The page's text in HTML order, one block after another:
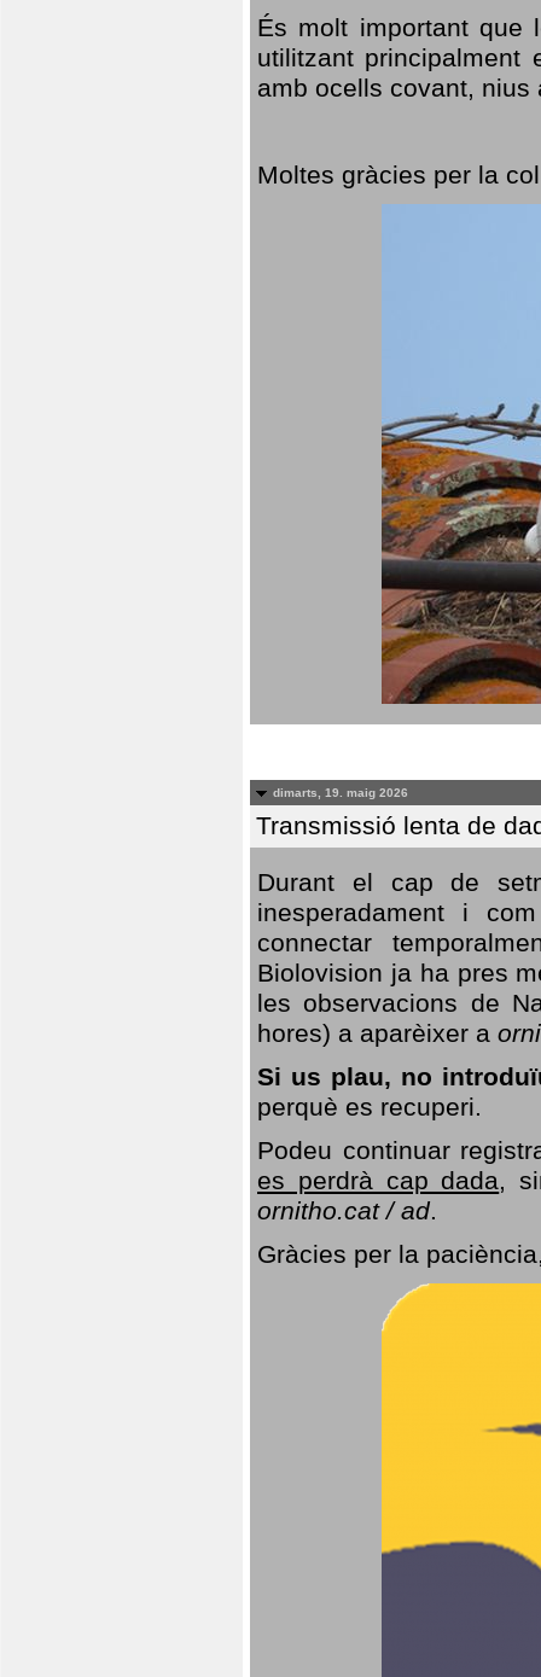
És molt important que
utilitzant
amb ocells covant,
Moltes gràcies per la
dimarts, 19. maig 2026
Transmissió lenta de
Durant el cap de
inesperadament i
connectar
Biolovision ja ha pres
les observacions de
hores) a aparèixer a
Si us plau, no
perquè es recuperi.
Podeu continuar
es perdrà cap dada,
ornitho.cat / ad.
Gràcies per la